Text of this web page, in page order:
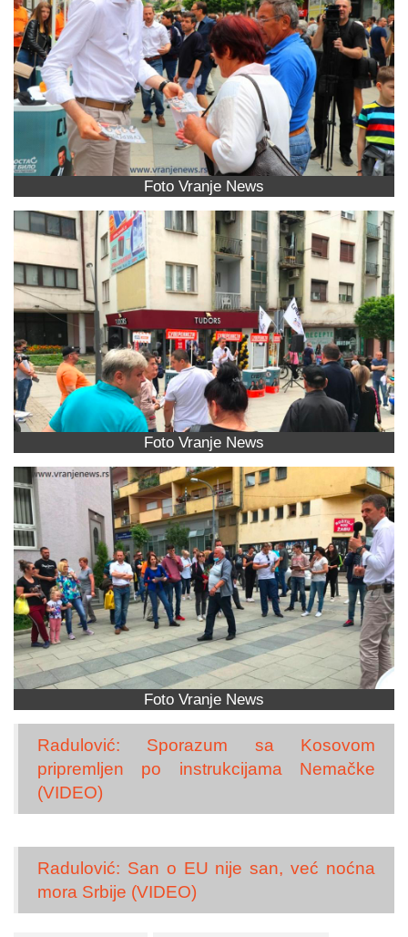
Foto Vranje News
Foto Vranje News
Foto Vranje News
Radulović: Sporazum sa Kosovom
pripremljen po instrukcijama Nemačke
(VIDEO)
Radulović: San o EU nije san, već noćna
mora Srbije (VIDEO)